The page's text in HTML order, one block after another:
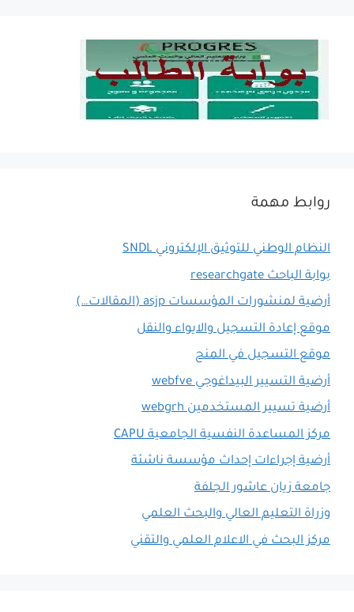
روابط مهمة
النظام الوطني للتوثيق الإلكتروني SNDL
بوابة الباحث researchgate
أرضية لمنشورات المؤسسات asjp (المقالات…)
موقع إعادة التسجيل والايواء والنقل
موقع التسجيل في المنح
أرضية التسيير البيداغوجي webfve
أرضية تسيير المستخدمين webgrh
مركز المساعدة النفسية الجامعية CAPU
أرضية إجراءات إحداث مؤسسة ناشئة
جامعة زيان عاشور الجلفة
وزراة التعليم العالي والبحث العلمي
مركز البحث في الاعلام العلمي والتقني